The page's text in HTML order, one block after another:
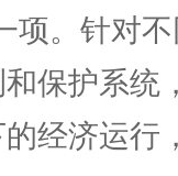
项。针对
保护系统
经济运行